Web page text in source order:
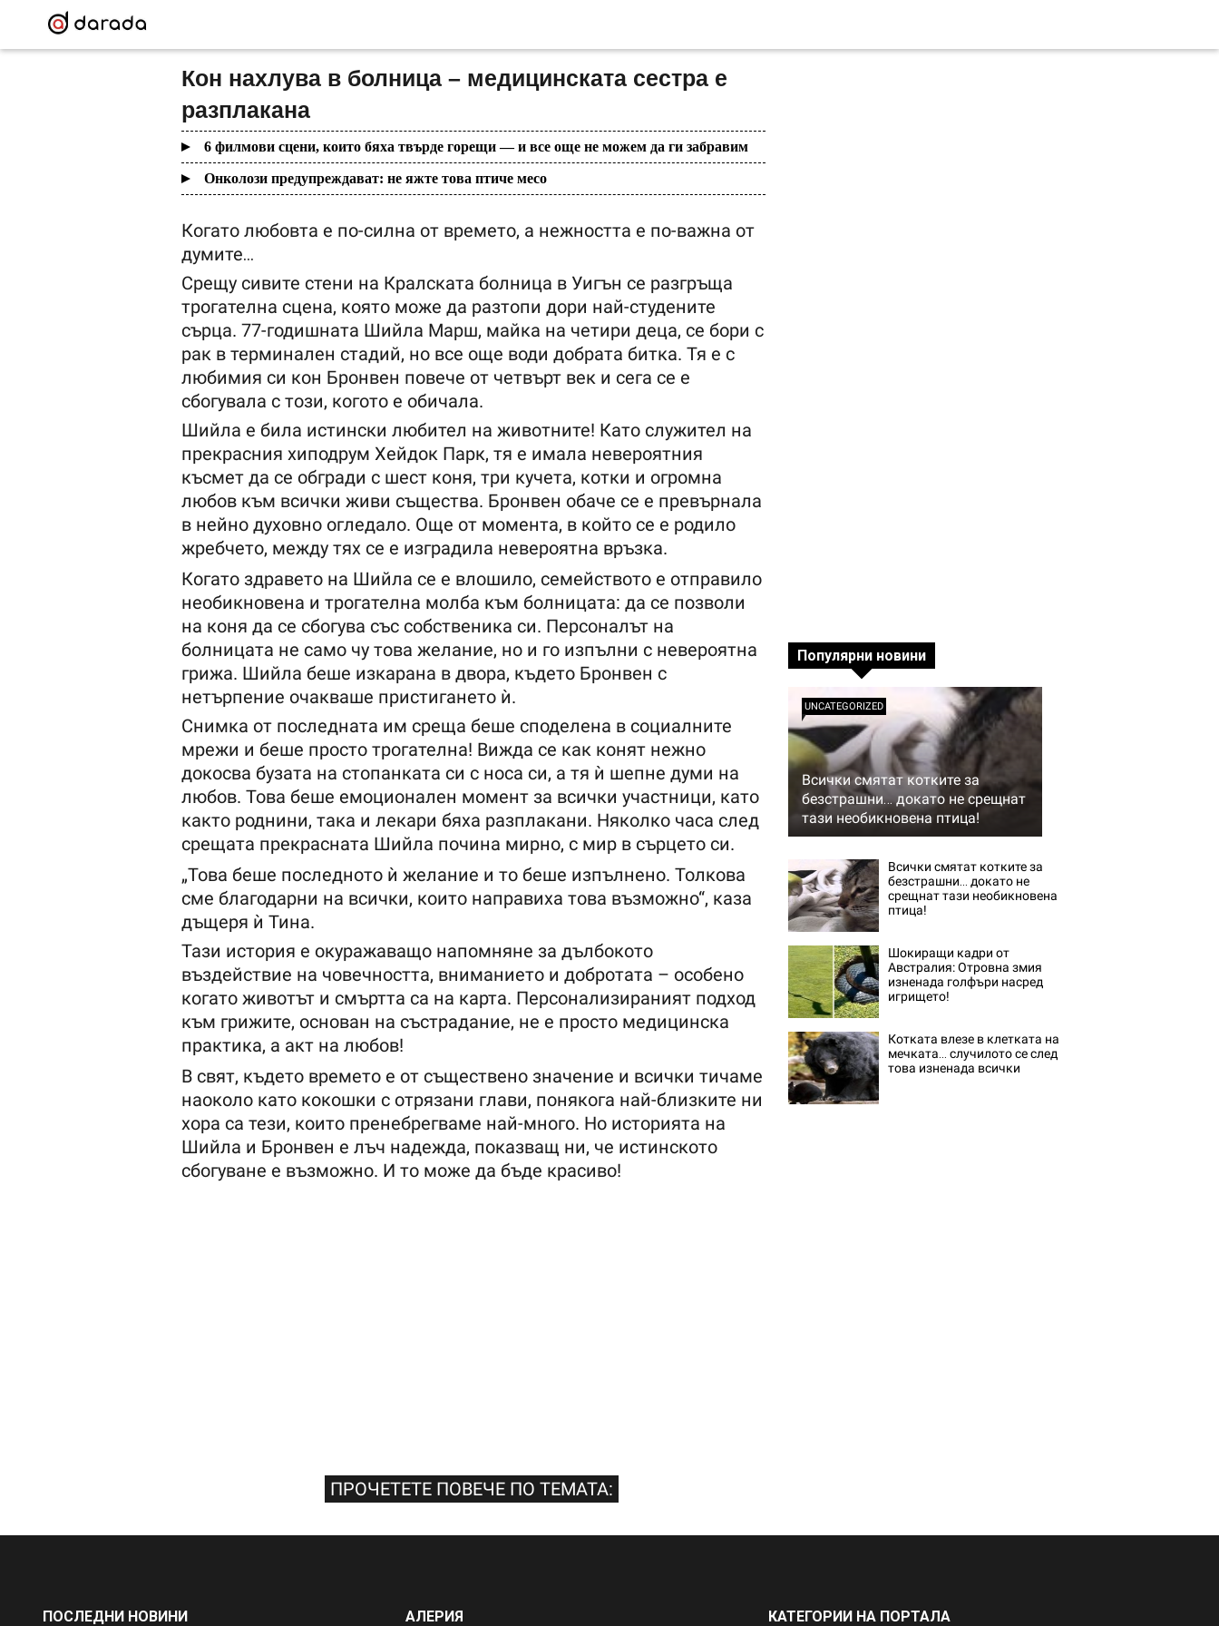
Кон нахлува в болница – медицинската сестра е
разплакана
6 филмови сцени, които бяха твърде горещи — и все още не можем да ги забравим
Онколози предупреждават: не яжте това птиче месо
Когато любовта е по-силна от времето, а нежността е по-важна от
думите…
Срещу сивите стени на Кралската болница в Уигън се разгръща
трогателна сцена, която може да разтопи дори най-студените
сърца. 77-годишната Шийла Марш, майка на четири деца, се бори с
рак в терминален стадий, но все още води добрата битка. Тя е с
любимия си кон Бронвен повече от четвърт век и сега се е
сбогувала с този, когото е обичала.
Шийла е била истински любител на животните! Като служител на
прекрасния хиподрум Хейдок Парк, тя е имала невероятния
късмет да се обгради с шест коня, три кучета, котки и огромна
любов към всички живи същества. Бронвен обаче се е превърнала
в нейно духовно огледало. Още от момента, в който се е родило
жребчето, между тях се е изградила невероятна връзка.
Когато здравето на Шийла се е влошило, семейството е отправило
необикновена и трогателна молба към болницата: да се позволи
на коня да се сбогува със собственика си. Персоналът на
болницата не само чу това желание, но и го изпълни с невероятна
грижа. Шийла беше изкарана в двора, където Бронвен с
нетърпение очакваше пристигането ѝ.
Снимка от последната им среща беше споделена в социалните
мрежи и беше просто трогателна! Вижда се как конят нежно
докосва бузата на стопанката си с носа си, а тя ѝ шепне думи на
любов. Това беше емоционален момент за всички участници, като
както роднини, така и лекари бяха разплакани. Няколко часа след
срещата прекрасната Шийла почина мирно, с мир в сърцето си.
„Това беше последното ѝ желание и то беше изпълнено. Толкова
сме благодарни на всички, които направиха това възможно“, каза
дъщеря ѝ Тина.
Тази история е окуражаващо напомняне за дълбокото
въздействие на човечността, вниманието и добротата – особено
когато животът и смъртта са на карта. Персонализираният подход
към грижите, основан на състрадание, не е просто медицинска
практика, а акт на любов!
В свят, където времето е от съществено значение и всички тичаме
наоколо като кокошки с отрязани глави, понякога най-близките ни
хора са тези, които пренебрегваме най-много. Но историята на
Шийла и Бронвен е лъч надежда, показващ ни, че истинското
сбогуване е възможно. И то може да бъде красиво!
ПРОЧЕТЕТЕ ПОВЕЧЕ ПО ТЕМАТА:
Популярни новини
Всички смятат котките за
безстрашни… докато не срещнат
тази необикновена птица!
UNCATEGORIZED
Всички смятат котките за
безстрашни… докато не
срещнат тази необикновена
птица!
Шокиращи кадри от
Австралия: Отровна змия
изненада голфъри насред
игрището!
Котката влезе в клетката на
мечката… случилото се след
това изненада всички
ПОСЛЕДНИ НОВИНИ АЛЕРИЯ КАТЕГОРИИ НА ПОРТАЛА